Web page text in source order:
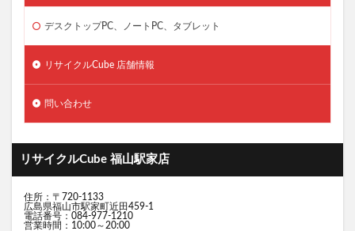
デスクトップPC、ノートPC、タブレット
リサイクルCube 店舗情報
問い合わせ
リサイクルCube 福山駅家店
住所：〒720-1133
広島県福山市駅家町近田459-1
電話番号：084-977-1210
営業時間：10:00～20:00